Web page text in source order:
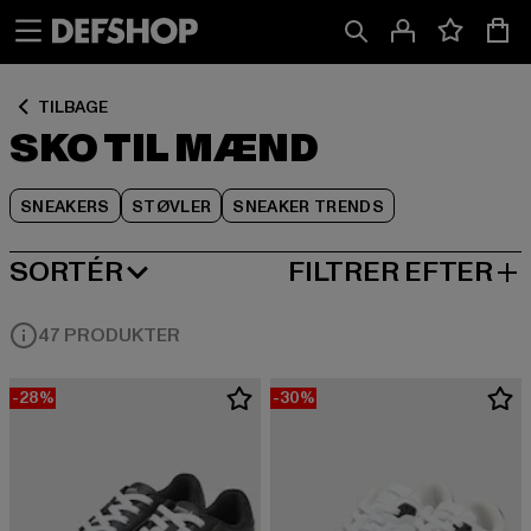
TILBAGE
SKO TIL MÆND
SNEAKERS STØVLER SNEAKER TRENDS
SORTÉR
MEST POPULÆRE FILTRER EFTER
47 PRODUKTER
-28% -30%